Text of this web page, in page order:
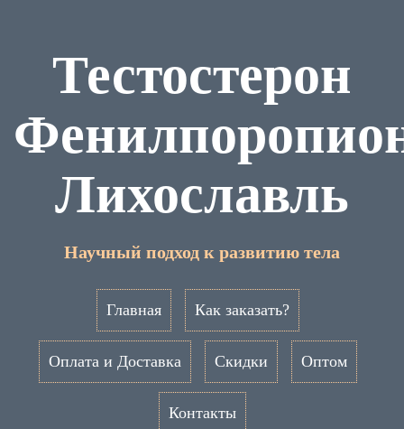
Тестостерон
Лихославль
Научный подход к развитию тела
Главная Как заказать?
Оплата и Доставка Скидки Оптом
Контакты